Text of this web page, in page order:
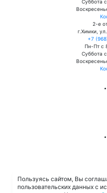
Суббота
2-е
г.Химки,
+7
Пн-Пт с
Суббота
+7
+7
Пользуясь сайтом, Вы
пользовательских данных с